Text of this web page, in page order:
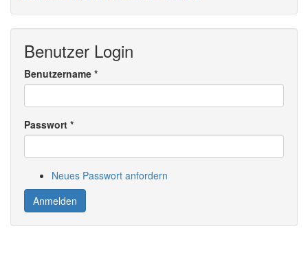
Benutzer Login
Benutzername *
Passwort *
Neues Passwort anfordern
Anmelden